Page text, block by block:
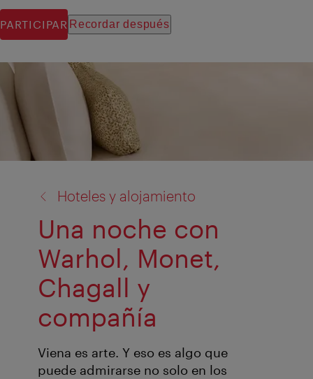
PARTICIPAR Recordar después
Hoteles y alojamiento
Una noche con
Warhol, Monet,
Chagall y
compañía
Viena es arte. Y eso es algo que
puede admirarse no solo en los